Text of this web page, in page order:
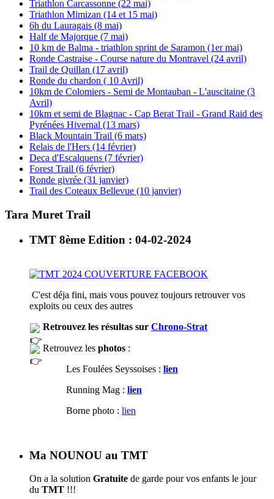
Triathlon Carcassonne (22 mai)
Triathlon Mimizan (14 et 15 mai)
6h du Lauragais (8 mai)
Half de Majorque (7 mai)
10 km de Balma - triathlon sprint de Saramon (1er mai)
Ronde Castraise - Course nature du Montravel (24 avril)
Trail de Quillan (17 avril)
Ronde du chardon ( 10 Avril)
10km de Colomiers - Semi de Montauban - L'auscitaine (3
Avril)
10km et semi de Blagnac - Cap Berat Trail - Grand Raid des
Pyrénées Hivernal (13 mars)
Black Mountain Trail (6 mars)
Relais de l'Hers (14 février)
Deca d'Escalquens (7 février)
Forest Trail (6 février)
Ronde givrée (31 janvier)
Trail des Coteaux Bellevue (10 janvier)
Tara Muret Trail
TMT 8ème Edition : 04-02-2024
C'est déja fini, mais vous pouvez toujours retrouver vos
exploits ou ceux des autres
Retrouvez les résultas sur Chrono-Strat
Retrouvez les photos :
Les Foulées Seyssoises : lien
Running Mag : lien
Borne photo : lien
Ma NOUNOU au TMT
On a la solution Gratuite de garde pour vos enfants le jour
du TMT !!!